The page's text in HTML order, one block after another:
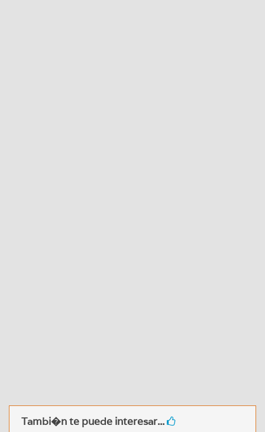
Tambi�n te puede interesar...